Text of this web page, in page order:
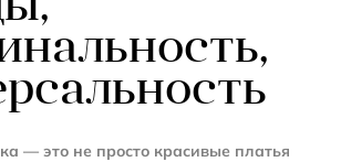
— это не просто красивые платья